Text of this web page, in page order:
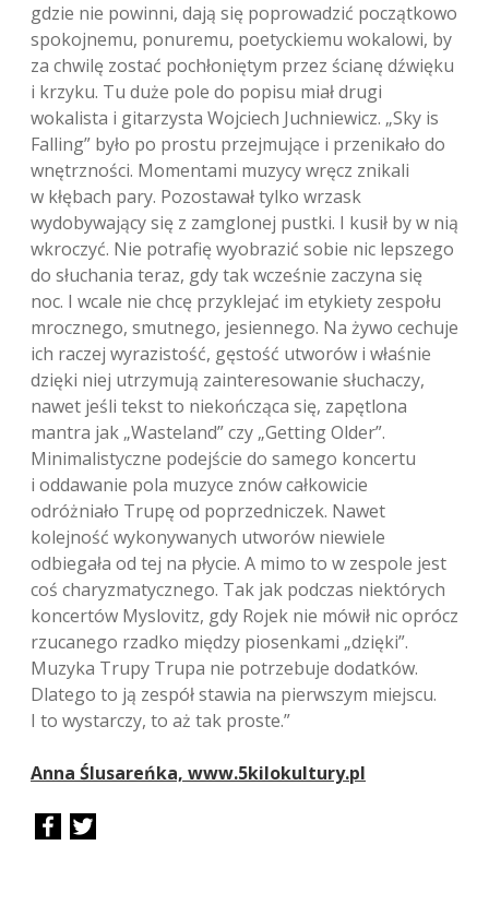
gdzie nie powinni, dają się poprowadzić początkowo
spokojnemu, ponuremu, poetyckiemu wokalowi, by
za chwilę zostać pochłoniętym przez ścianę dźwięku
i krzyku. Tu duże pole do popisu miał drugi
wokalista i gitarzysta Wojciech Juchniewicz. „Sky is
Falling” było po prostu przejmujące i przenikało do
wnętrzności. Momentami muzycy wręcz znikali
w kłębach pary. Pozostawał tylko wrzask
wydobywający się z zamglonej pustki. I kusił by w nią
wkroczyć. Nie potrafię wyobrazić sobie nic lepszego
do słuchania teraz, gdy tak wcześnie zaczyna się
noc. I wcale nie chcę przyklejać im etykiety zespołu
mrocznego, smutnego, jesiennego. Na żywo cechuje
ich raczej wyrazistość, gęstość utworów i właśnie
dzięki niej utrzymują zainteresowanie słuchaczy,
nawet jeśli tekst to niekończąca się, zapętlona
mantra jak „Wasteland” czy „Getting Older”.
Minimalistyczne podejście do samego koncertu
i oddawanie pola muzyce znów całkowicie
odróżniało Trupę od poprzedniczek. Nawet
kolejność wykonywanych utworów niewiele
odbiegała od tej na płycie. A mimo to w zespole jest
coś charyzmatycznego. Tak jak podczas niektórych
koncertów Myslovitz, gdy Rojek nie mówił nic oprócz
rzucanego rzadko między piosenkami „dzięki”.
Muzyka Trupy Trupa nie potrzebuje dodatków.
Dlatego to ją zespół stawia na pierwszym miejscu.
I to wystarczy, to aż tak proste.”
Anna Ślusareńka, www.5kilokultury.pl